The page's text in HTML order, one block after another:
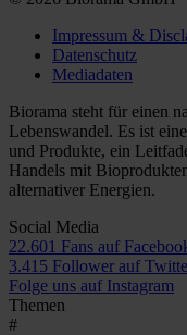
Impressum &
Datenschutz
Mediadaten
Biorama steht für einen
Lebenswandel. Es ist
und Produkte, ein
Handels mit
alternativer Energien.
Social Media
22.601 Fans auf
3.415 Follower auf
Folge uns auf Instagram
Themen
#